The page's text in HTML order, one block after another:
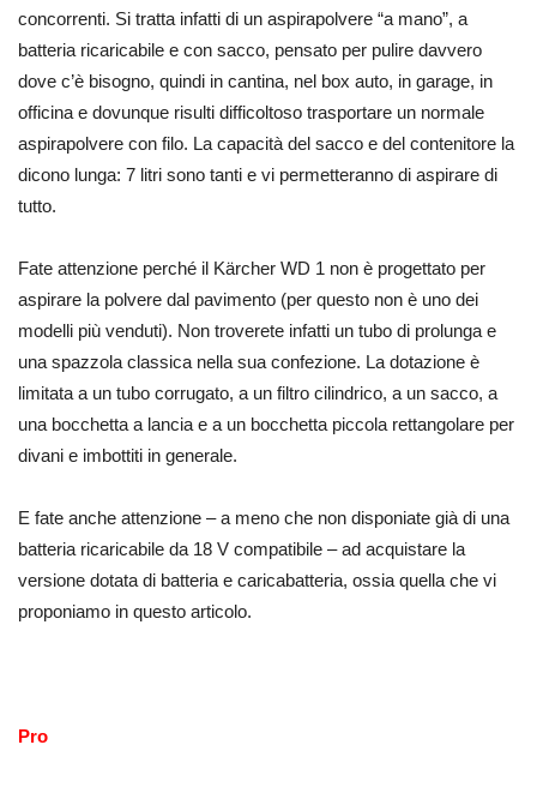
concorrenti. Si tratta infatti di un aspirapolvere “a mano”, a
batteria ricaricabile e con sacco, pensato per pulire davvero
dove c’è bisogno, quindi in cantina, nel box auto, in garage, in
officina e dovunque risulti difficoltoso trasportare un normale
aspirapolvere con filo. La capacità del sacco e del contenitore la
dicono lunga: 7 litri sono tanti e vi permetteranno di aspirare di
tutto.
Fate attenzione perché il Kärcher WD 1 non è progettato per
aspirare la polvere dal pavimento (per questo non è uno dei
modelli più venduti). Non troverete infatti un tubo di prolunga e
una spazzola classica nella sua confezione. La dotazione è
limitata a un tubo corrugato, a un filtro cilindrico, a un sacco, a
una bocchetta a lancia e a un bocchetta piccola rettangolare per
divani e imbottiti in generale.
E fate anche attenzione – a meno che non disponiate già di una
batteria ricaricabile da 18 V compatibile – ad acquistare la
versione dotata di batteria e caricabatteria, ossia quella che vi
proponiamo in questo articolo.
Pro